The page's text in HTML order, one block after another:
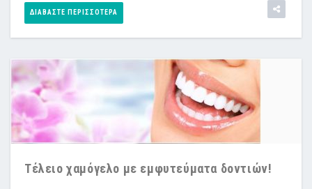
ΔΙΑΒΆΣΤΕ ΠΕΡΙΣΣΌΤΕΡΑ
Τέλειο χαμόγελο με εμφυτεύματα δοντιών!